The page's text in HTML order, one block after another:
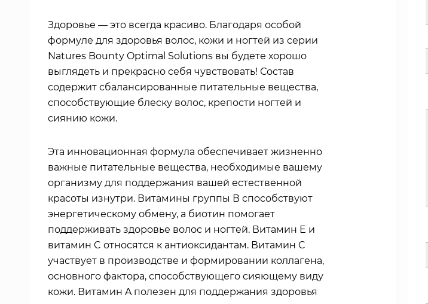
Здоровье — это всегда красиво. Благодаря особой
формуле для здоровья волос, кожи и ногтей из серии
Natures Bounty Optimal Solutions вы будете хорошо
выглядеть и прекрасно себя чувствовать! Состав
содержит сбалансированные питательные вещества,
способствующие блеску волос, крепости ногтей и
сиянию кожи.
Эта инновационная формула обеспечивает жизненно
важные питательные вещества, необходимые вашему
организму для поддержания вашей естественной
красоты изнутри. Витамины группы В способствуют
энергетическому обмену, а биотин помогает
поддерживать здоровье волос и ногтей. Витамин E и
витамин C относятся к антиоксидантам. Витамин C
участвует в производстве и формировании коллагена,
основного фактора, способствующего сияющему виду
кожи. Витамин A полезен для поддержания здоровья